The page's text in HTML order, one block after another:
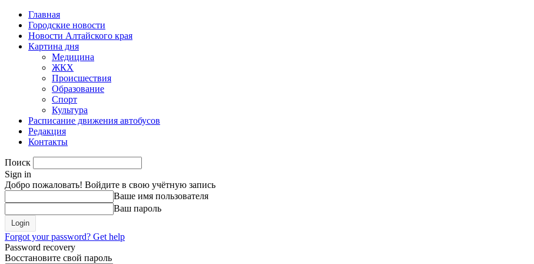
Главная
Городские новости
Новости Алтайского края
Картина дня
Медицина
ЖКХ
Происшествия
Образование
Спорт
Культура
Расписание движения автобусов
Редакция
Контакты
Поиск
Sign in
Добро пожаловать! Войдите в свою учётную запись
Ваше имя пользователя
Ваш пароль
Forgot your password? Get help
Password recovery
Восстановите свой пароль